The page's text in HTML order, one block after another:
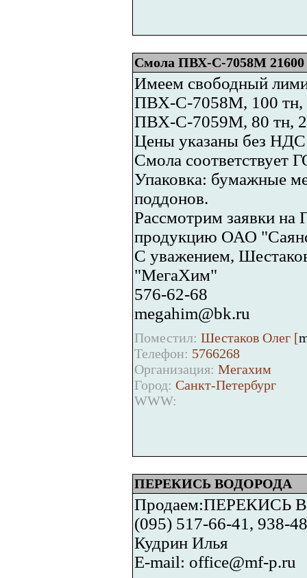
Смола ПВХ-С-7058М 21600
Имеем свободный
ПВХ-С-7058М, 100 тн,
ПВХ-С-7059М, 80 тн,
Цены указаны без
Смола соответствует
Упаковка: бумажные
поддонов.
Рассмотрим заявки
продукцию ОАО
С уважением,
"МегаХим"
576-62-68
megahim@bk.ru
Поместил: Шестаков Олег [
Телефон: 5766268
Организация: Мегахим
Город: Санкт-Петербург
WWW:
ПЕРЕКИСЬ ВОДОРОДА
Продаем:ПЕРЕКИСЬ
(095) 517-66-41, 938-
Кудрин Илья
E-mail: office@mf-p.ru